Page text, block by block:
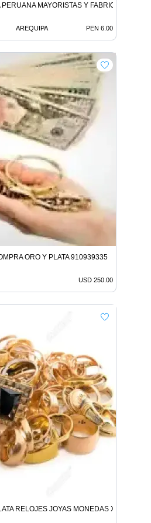
MAYORISTAS Y FABRICANTES
AREQUIPA PEN 6.00
ORO Y PLATA 910939335
USD 250.00
RELOJES JOYAS MONEDAS X MAYOR